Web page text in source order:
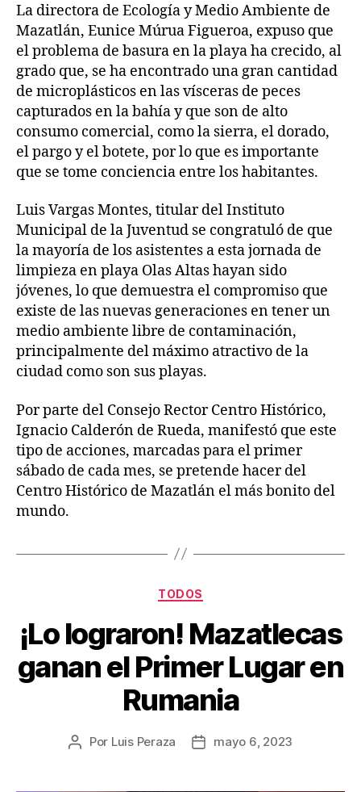
La directora de Ecología y Medio Ambiente de
Mazatlán, Eunice Múrua Figueroa, expuso que
el problema de basura en la playa ha crecido, al
grado que, se ha encontrado una gran cantidad
de microplásticos en las vísceras de peces
capturados en la bahía y que son de alto
consumo comercial, como la sierra, el dorado,
el pargo y el botete, por lo que es importante
que se tome conciencia entre los habitantes.
Luis Vargas Montes, titular del Instituto
Municipal de la Juventud se congratuló de que
la mayoría de los asistentes a esta jornada de
limpieza en playa Olas Altas hayan sido
jóvenes, lo que demuestra el compromiso que
existe de las nuevas generaciones en tener un
medio ambiente libre de contaminación,
principalmente del máximo atractivo de la
ciudad como son sus playas.
Por parte del Consejo Rector Centro Histórico,
Ignacio Calderón de Rueda, manifestó que este
tipo de acciones, marcadas para el primer
sábado de cada mes, se pretende hacer del
Centro Histórico de Mazatlán el más bonito del
mundo.
TODOS
¡Lo lograron! Mazatlecas
ganan el Primer Lugar en
Rumania
Por Luis Peraza mayo 6, 2023